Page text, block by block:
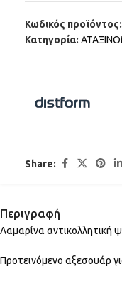
Κωδικός προϊόντος:
Κατηγορία:
Share:
Περιγραφή
Λαμαρίνα αντικολλητική
Προτεινόμενο αξεσουάρ